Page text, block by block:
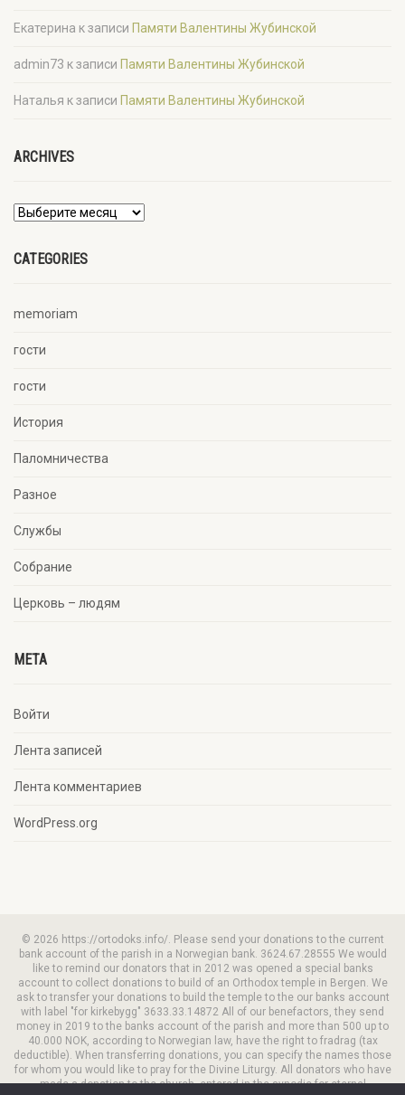
Екатерина к записи Памяти Валентины Жубинской
admin73 к записи Памяти Валентины Жубинской
Наталья к записи Памяти Валентины Жубинской
ARCHIVES
CATEGORIES
memoriam
гости
гости
История
Паломничества
Разное
Службы
Собрание
Церковь – людям
META
Войти
Лента записей
Лента комментариев
WordPress.org
© 2026 https://ortodoks.info/. Please send your donations to the current
bank account of the parish in a Norwegian bank. 3624.67.28555 We would
like to remind our donators that in 2012 was opened a special banks
account to collect donations to build of an Orthodox temple in Bergen. We
ask to transfer your donations to build the temple to the our banks account
with label "for kirkebygg" 3633.33.14872 All of our benefactors, they send
money in 2019 to the banks account of the parish and more than 500 up to
40.000 NOK, according to Norwegian law, have the right to fradrag (tax
deductible). When transferring donations, you can specify the names those
for whom you would like to pray for the Divine Liturgy. All donators who have
made a donation to the church, entered in the synodic for eternal